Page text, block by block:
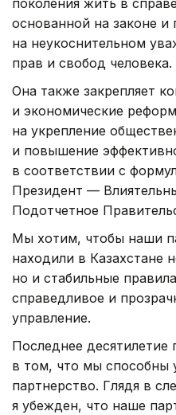
поколения жить в
основанной на законе и
на неукоснительном
прав и свобод человека.
Она также закрепляет
и экономические
на укрепление
и повышение
в соответствии с
Президент —
Подотчетное
Мы хотим, чтобы наши
находили в Казахстане
но и стабильные
справедливое и
управление.
Последнее десятилетие
в том, что мы способны
партнерство. Глядя в
я убежден, что наше